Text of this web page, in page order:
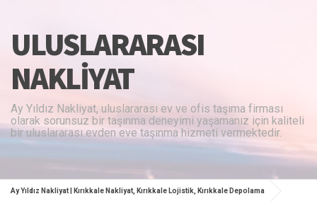
ULUSLARARASI
NAKLIYAT
Ay Yıldız Nakliyat, uluslararası ev ve ofis taşıma firması
olarak sorunsuz bir taşınma deneyimi yaşamanız için kaliteli
bir uluslararası evden eve taşınma hizmeti vermektedir.
Ay Yıldız Nakliyat | Kırıkkale Nakliyat, Kırıkkale Lojistik, Kırıkkale Depolama